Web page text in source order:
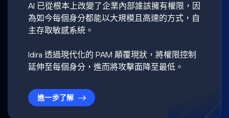
AI 已從根本上改變了企業內部誰該擁有權限，因
為如今每個身分都能以大規模且高速的方式，自
主存取敏感系統。
Idira 透過現代化的 PAM 顛覆現狀，將權限控制
延伸至每個身分，進而將攻擊面降至最低。
進一步了解